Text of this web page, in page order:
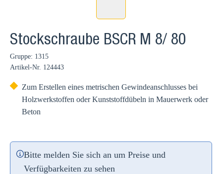
Stockschraube BSCR M 8/ 80
Gruppe: 1315
Artikel-Nr. 124443
Zum Erstellen eines metrischen Gewindeanschlusses bei
Holzwerkstoffen oder Kunststoffdübeln in Mauerwerk oder
Beton
Bitte melden Sie sich an um Preise und
Verfügbarkeiten zu sehen